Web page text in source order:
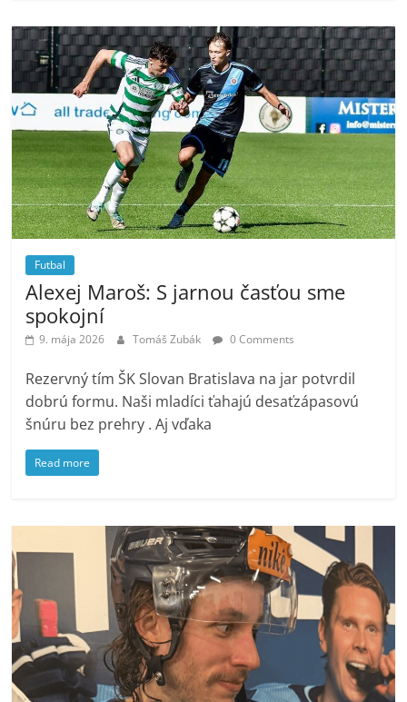
Futbal
Alexej Maroš: S jarnou časťou sme
spokojní
9. mája 2026 Tomáš Zubák 0 Comments
Rezervný tím ŠK Slovan Bratislava na jar potvrdil
dobrú formu. Naši mladíci ťahajú desaťzápasovú
šnúru bez prehry . Aj vďaka
Read more